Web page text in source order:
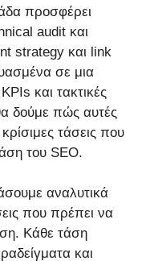
προσφέρει
audit και
strategy και link
σε μια
και τακτικές
δούμε πώς αυτές
τάσεις που
του SEO.
αναλυτικά
που πρέπει να
Κάθε τάση
και